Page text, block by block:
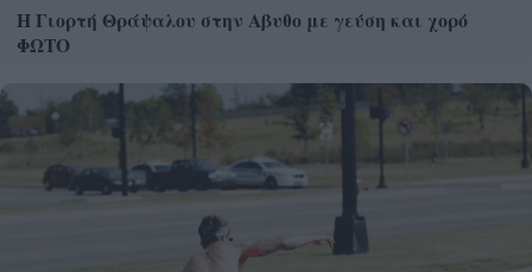
Η Γιορτή Θράψαλου στην Αβυθο με γεύση και χορό
ΦΩΤΟ